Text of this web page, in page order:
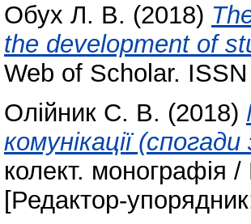
Обух Л. В. (2018)
the development of
Web of Scholar.
Олійник С. В. (2018)
комунікації
колект.
[Редактор-